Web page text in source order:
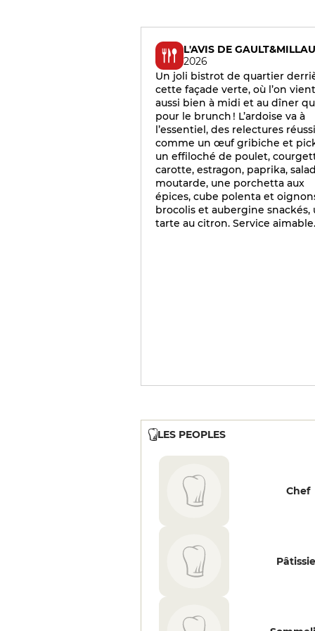
L'AVIS DE GAULT&MILLAU
2026
Un joli bistrot de quartier
cette façade verte, où l’on vient
aussi bien à midi et au dîner
pour le brunch ! L’ardoise va à
l’essentiel, des relectures
comme un œuf gribiche et
un effiloché de poulet,
carotte, estragon, paprika,
moutarde, une porchetta aux
épices, cube polenta et
brocolis et aubergine snackés,
tarte au citron. Service aimable.
LES PEOPLES
Chef